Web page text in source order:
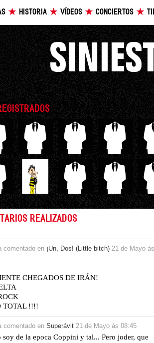
HISTORIA VÍDEOS CONCIERTOS
REALIZADOS
comentado en ¡Un, Dos! (Little bitch) 21 de Mayo ás
CHEGADOS DE IRÁN!
TOTAL !!!!
comentado en Superávit 21 de Mayo ás 08:45
de la epoca Coppini y tal... Pero joder, que